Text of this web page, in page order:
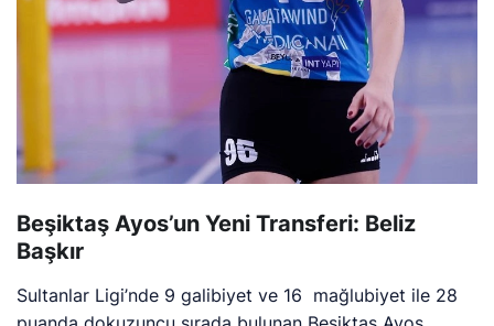
Beşiktaş Ayos’un Yeni Transferi: Beliz
Başkır
Sultanlar Ligi’nde 9 galibiyet ve 16 mağlubiyet ile 28